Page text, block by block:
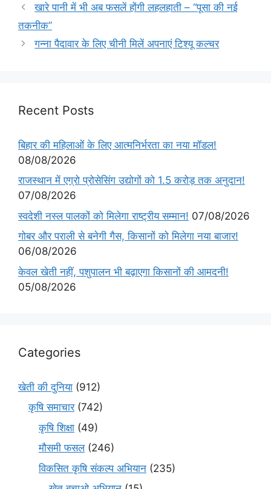
खारे पानी में भी अब फसलें होंगी लहलहाती – “पूसा की नई
तकनीक”
गन्ना पैदावार के लिए चीनी मिलें अपनाएं टिश्यू कल्चर
Recent Posts
बिहार की महिलाओं के लिए आत्मनिर्भरता का नया मॉडल!
08/08/2026
राजस्थान में एग्रो प्रोसेसिंग उद्योगों को 1.5 करोड़ तक अनुदान!
07/08/2026
स्वदेशी नस्ल पालकों को मिलेगा राष्ट्रीय सम्मान! 07/08/2026
गोबर और पराली से बनेगी गैस, किसानों को मिलेगा नया बाजार!
06/08/2026
केवल खेती नहीं, पशुपालन भी बढ़ाएगा किसानों की आमदनी!
05/08/2026
Categories
खेती की दुनिया (912)
कृषि समाचार(742)
कृषि शिक्षा (49)
मौसमी फसल(246)
विकसित कृषि संकल्प अभियान (235)